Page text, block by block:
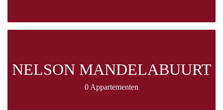
NELSON MANDELABUURT
0 Appartementen